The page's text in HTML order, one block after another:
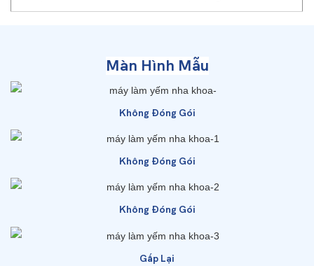
Màn Hình Mẫu
Không Đóng Gói
Không Đóng Gói
Không Đóng Gói
Gấp Lại